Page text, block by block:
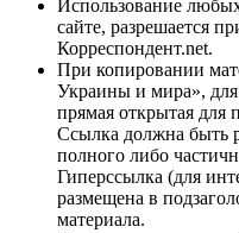
Использование
сайте, разрешается
Корреспондент.net.
При копировании
Украины и мира», для
прямая открытая для
Ссылка должна быть
полного либо
Гиперссылка (для
размещена в
материала.